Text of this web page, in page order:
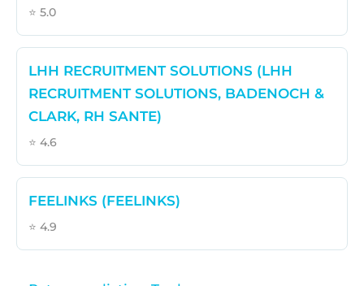
⭐ 5.0
LHH RECRUITMENT SOLUTIONS (LHH
RECRUITMENT SOLUTIONS, BADENOCH &
CLARK, RH SANTE)
⭐ 4.6
FEELINKS (FEELINKS)
⭐ 4.9